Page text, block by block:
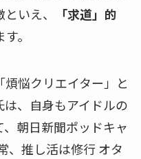
いえ、
「求道」的
。
悩クリエイター」と
、自身もアイドルの
朝日新聞ポッドキャ
、推し活は修行 オタ